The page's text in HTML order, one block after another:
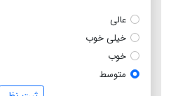
عالی
خیلی خوب
خوب
متوسط